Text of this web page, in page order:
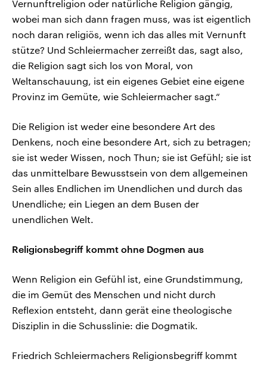
Vernunftreligion oder natürliche Religion gängig,
wobei man sich dann fragen muss, was ist eigentlich
noch daran religiös, wenn ich das alles mit Vernunft
stütze? Und Schleiermacher zerreißt das, sagt also,
die Religion sagt sich los von Moral, von
Weltanschauung, ist ein eigenes Gebiet eine eigene
Provinz im Gemüte, wie Schleiermacher sagt.“
Die Religion ist weder eine besondere Art des
Denkens, noch eine besondere Art, sich zu betragen;
sie ist weder Wissen, noch Thun; sie ist Gefühl; sie ist
das unmittelbare Bewusstsein von dem allgemeinen
Sein alles Endlichen im Unendlichen und durch das
Unendliche; ein Liegen an dem Busen der
unendlichen Welt.
Religionsbegriff kommt ohne Dogmen aus
Wenn Religion ein Gefühl ist, eine Grundstimmung,
die im Gemüt des Menschen und nicht durch
Reflexion entsteht, dann gerät eine theologische
Disziplin in die Schusslinie: die Dogmatik.
Friedrich Schleiermachers Religionsbegriff kommt